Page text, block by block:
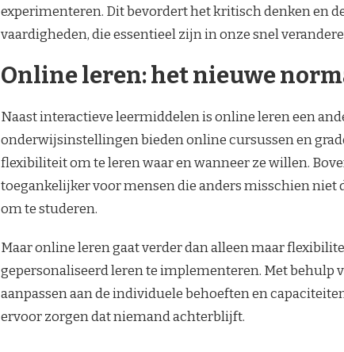
experimenteren. Dit bevordert het kritisch denken en
vaardigheden, die essentieel zijn in onze snel
Online leren: het nieuwe
Naast interactieve leermiddelen is online leren een
onderwijsinstellingen bieden online cursussen en
flexibiliteit om te leren waar en wanneer ze willen.
toegankelijker voor mensen die anders misschien
om te studeren.
Maar online leren gaat verder dan alleen maar
gepersonaliseerd leren te implementeren. Met behulp
aanpassen aan de individuele behoeften en
ervoor zorgen dat niemand achterblijft.